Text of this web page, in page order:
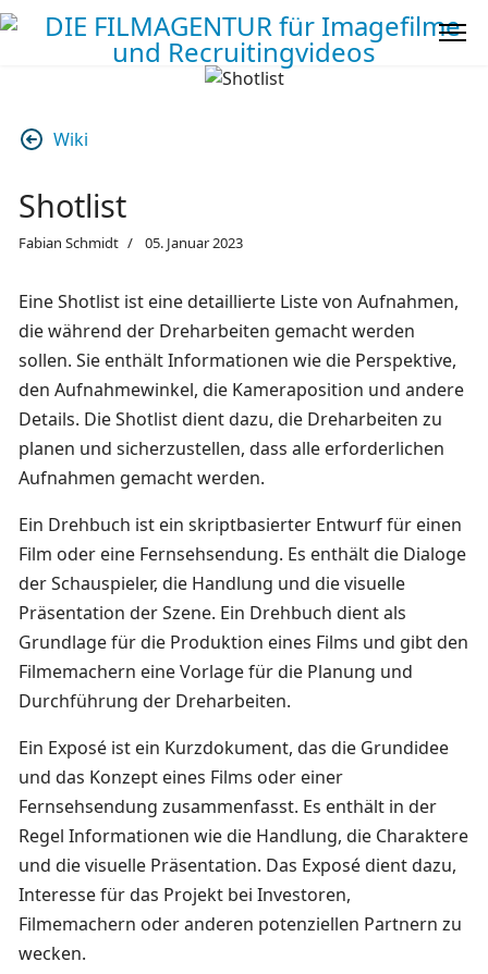
Wiki
Shotlist
Fabian Schmidt 05. Januar 2023
Eine Shotlist ist eine detaillierte Liste von Aufnahmen,
die während der Dreharbeiten gemacht werden
sollen. Sie enthält Informationen wie die Perspektive,
den Aufnahmewinkel, die Kameraposition und andere
Details. Die Shotlist dient dazu, die Dreharbeiten zu
planen und sicherzustellen, dass alle erforderlichen
Aufnahmen gemacht werden.
Ein Drehbuch ist ein skriptbasierter Entwurf für einen
Film oder eine Fernsehsendung. Es enthält die Dialoge
der Schauspieler, die Handlung und die visuelle
Präsentation der Szene. Ein Drehbuch dient als
Grundlage für die Produktion eines Films und gibt den
Filmemachern eine Vorlage für die Planung und
Durchführung der Dreharbeiten.
Ein Exposé ist ein Kurzdokument, das die Grundidee
und das Konzept eines Films oder einer
Fernsehsendung zusammenfasst. Es enthält in der
Regel Informationen wie die Handlung, die Charaktere
und die visuelle Präsentation. Das Exposé dient dazu,
Interesse für das Projekt bei Investoren,
Filmemachern oder anderen potenziellen Partnern zu
wecken.